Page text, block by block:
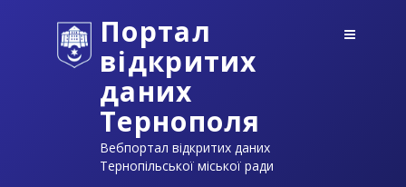
Портал
відкритих
даних
Тернополя
Вебпортал відкритих даних
Тернопільської міської ради